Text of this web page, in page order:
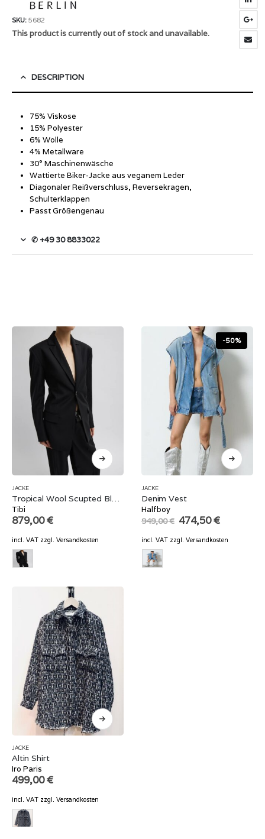
SKU: 5682
This product is currently out of stock and unavailable.
DESCRIPTION
75% Viskose
15% Polyester
6% Wolle
4% Metallware
30° Maschinenwäsche
Wattierte Biker-Jacke aus veganem Leder
Diagonaler Reißverschluss, Reversekragen,
Schulterklappen
Passt Größengenau
✆ +49 30 8833022
JACKE
Tropical Wool Scupted Blazer
Tibi
879,00€
incl. VAT zzgl. Versandkosten
-50%
JACKE
Denim Vest
Halfboy
949,00€ Original
price
was:
949,00 €.
474,50€Current
is:
incl. VAT zzgl. Versandkosten
JACKE
Altin Shirt
Iro Paris
499,00€
incl. VAT zzgl. Versandkosten